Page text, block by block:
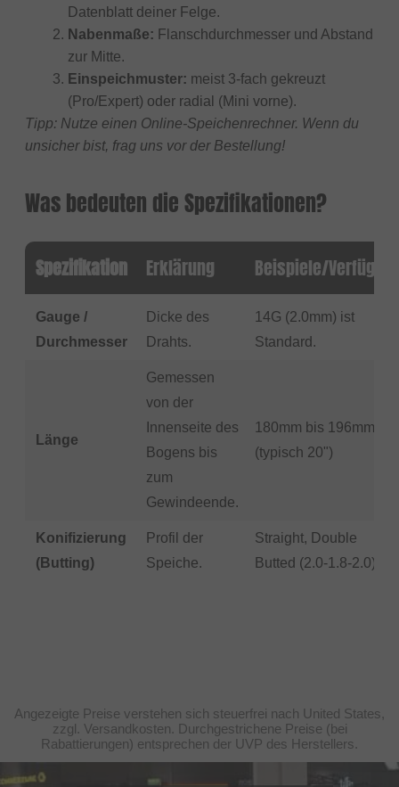
Datenblatt deiner Felge.
Nabenmaße: Flanschdurchmesser und Abstand
zur Mitte.
Einspeichmuster: meist 3-fach gekreuzt
(Pro/Expert) oder radial (Mini vorne).
Tipp: Nutze einen Online-Speichenrechner. Wenn du
unsicher bist, frag uns vor der Bestellung!
Was bedeuten die Spezifikationen?
Spezifikation Erklärung Beispiele/Verfügbar
Gauge /
Durchmesser
Dicke des
Drahts.
14G (2.0mm) ist
Standard.
Länge
Gemessen
von der
Innenseite des
Bogens bis
zum
Gewindeende.
180mm bis 196mm
(typisch 20")
Konifizierung
(Butting)
Profil der
Speiche.
Straight, Double
Butted (2.0-1.8-2.0)
Angezeigte Preise verstehen sich steuerfrei nach United States,
zzgl. Versandkosten. Durchgestrichene Preise (bei
Rabattierungen) entsprechen der UVP des Herstellers.